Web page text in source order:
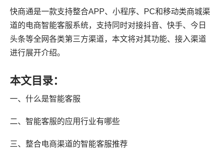
快商通是一款支持整合APP、小程序、PC和移动类商城渠
道的电商智能客服系统，支持同时对接抖音、快手、今日
头条等全网各类第三方渠道，本文将对其功能、接入渠道
进行展开介绍。
本文目录：
一、什么是智能客服
二、智能客服的应用行业有哪些
三、整合电商渠道的智能客服推荐